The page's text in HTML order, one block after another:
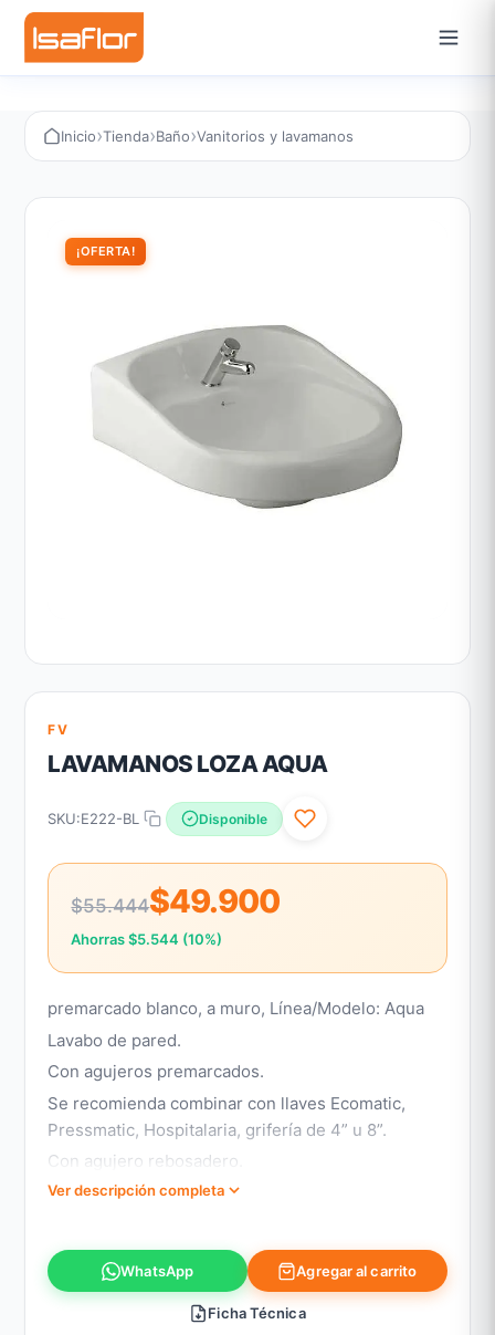
Inicio›Tienda›Baño›Vanitorios y lavamanos
¡OFERTA!
FV
LAVAMANOS LOZA AQUA
SKU:E222-BL Disponible
$55.444$49.900
Ahorras $5.544 (10%)
premarcado blanco, a muro, Línea/Modelo: Aqua
Lavabo de pared.
Con agujeros premarcados.
Se recomienda combinar con llaves Ecomatic,
Pressmatic, Hospitalaria, grifería de 4” u 8”.
Con agujero rebosadero.
Con salpicadero.
soportes (E222.10), venta por separado.
Ver descripción completa
WhatsApp Agregar al carrito
Ficha Técnica